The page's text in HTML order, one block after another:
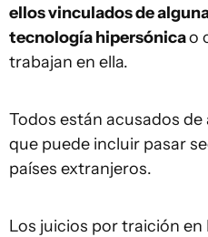
ellos vinculados de
tecnología hipersónicao
trabajan en ella.
Todos están acusados
que puede incluir pasar
países extranjeros.
Los juicios por traición en